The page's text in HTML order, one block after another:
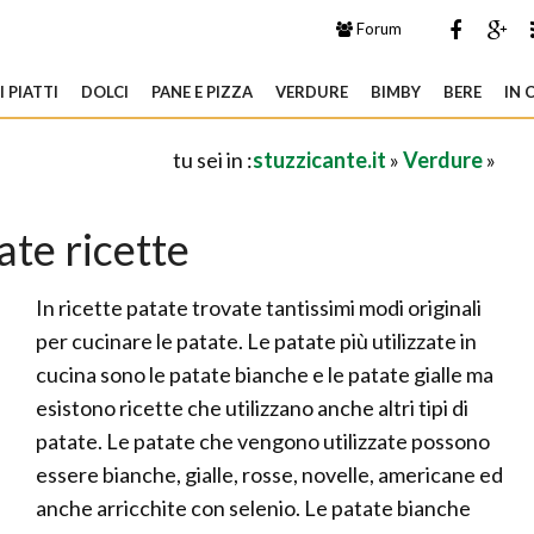
Forum
PIATTI DOLCI PANE E PIZZA VERDURE BIMBY BERE IN
tu sei in :stuzzicante.it »Verdure»
ricette
In ricette patate trovate tantissimi modi originali
per cucinare le patate. Le patate più utilizzate in
cucina sono le patate bianche e le patate gialle ma
esistono ricette che utilizzano anche altri tipi di
patate. Le patate che vengono utilizzate possono
essere bianche, gialle, rosse, novelle, americane ed
anche arricchite con selenio. Le patate bianche